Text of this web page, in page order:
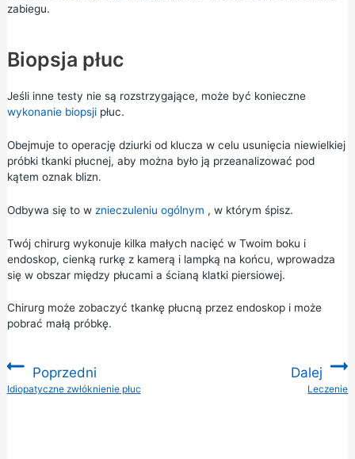
zabiegu.
Biopsja płuc
Jeśli inne testy nie są rozstrzygające, może być konieczne
wykonanie biopsjipłuc.
Obejmuje to operację dziurki od klucza w celu usunięcia niewielkiej
próbki tkanki płucnej, aby można było ją przeanalizować pod
kątem oznak blizn.
Odbywa się to w znieczuleniu ogólnym , w którym śpisz.
Twój chirurg wykonuje kilka małych nacięć w Twoim boku i
endoskop, cienką rurkę z kamerą i lampką na końcu, wprowadza
się w obszar między płucami a ścianą klatki piersiowej.
Chirurg może zobaczyć tkankę płucną przez endoskop i może
pobrać małą próbkę.
Poprzedni
:Idiopatyczne zwłóknienie płuc
Dalej
Leczenie